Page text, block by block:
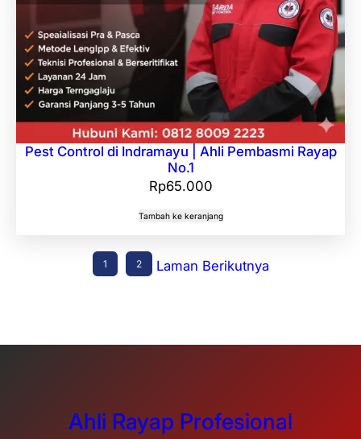
Pest Control di Indramayu | Ahli Pembasmi Rayap
No.1
Rp65.000
Tambah ke keranjang
1 2 Laman Berikutnya
Ahli Rayap Profesional